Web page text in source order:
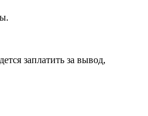
заплатить за вывод,